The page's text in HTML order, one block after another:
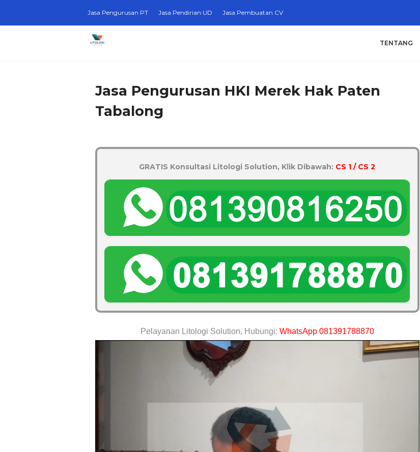
Jasa Pengurusan PT Jasa Pendirian UD Jasa Pembuatan CV
TENTANG
Jasa Pengurusan HKI Merek Hak Paten
Tabalong
GRATIS Konsultasi Litologi Solution, Klik Dibawah: CS 1 / CS 2
Pelayanan Litologi Solution, Hubungi: WhatsApp 081391788870